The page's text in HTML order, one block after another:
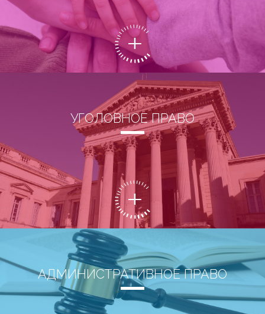
УГОЛОВНОЕ ПРАВО
АДМИНИСТРАТИВНОЕ ПРАВО